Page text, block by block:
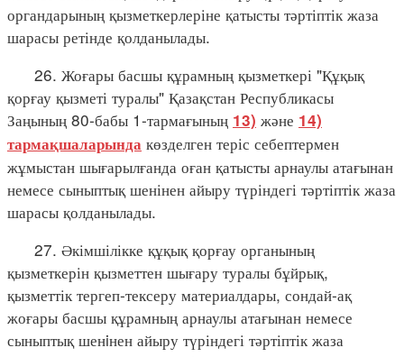
органдарының қызметкерлеріне қатысты тәртіптік жаза
шарасы ретінде қолданылады.
26. Жоғары басшы құрамның қызметкері "Құқық
қорғау қызметі туралы" Қазақстан Республикасы
Заңының 80-бабы 1-тармағының 13) және 14)
тармақшаларында көзделген теріс себептермен
жұмыстан шығарылғанда оған қатысты арнаулы атағынан
немесе сыныптық шенінен айыру түріндегі тәртіптік жаза
шарасы қолданылады.
27. Әкімшілікке құқық қорғау органының
қызметкерін қызметтен шығару туралы бұйрық,
қызметтік тергеп-тексеру материалдары, сондай-ақ
жоғары басшы құрамның арнаулы атағынан немесе
сыныптық шенiнен айыру түріндегі тәртіптік жаза